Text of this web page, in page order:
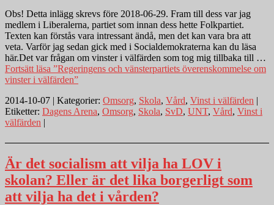
Obs! Detta inlägg skrevs före 2018-06-29. Fram till dess var jag
medlem i Liberalerna, partiet som innan dess hette Folkpartiet.
Texten kan förstås vara intressant ändå, men det kan vara bra att
veta. Varför jag sedan gick med i Socialdemokraterna kan du läsa
här.Det var frågan om vinster i välfärden som tog mig tillbaka till …
Fortsätt läsa ”Regeringens och vänsterpartiets överenskommelse om
vinster i välfärden”
2014-10-07 | Kategorier: Omsorg, Skola, Vård, Vinst i välfärden |
Etiketter: Dagens Arena, Omsorg, Skola, SvD, UNT, Vård, Vinst i
välfärden |
Är det socialism att vilja ha LOV i
skolan? Eller är det lika borgerligt som
att vilja ha det i vården?